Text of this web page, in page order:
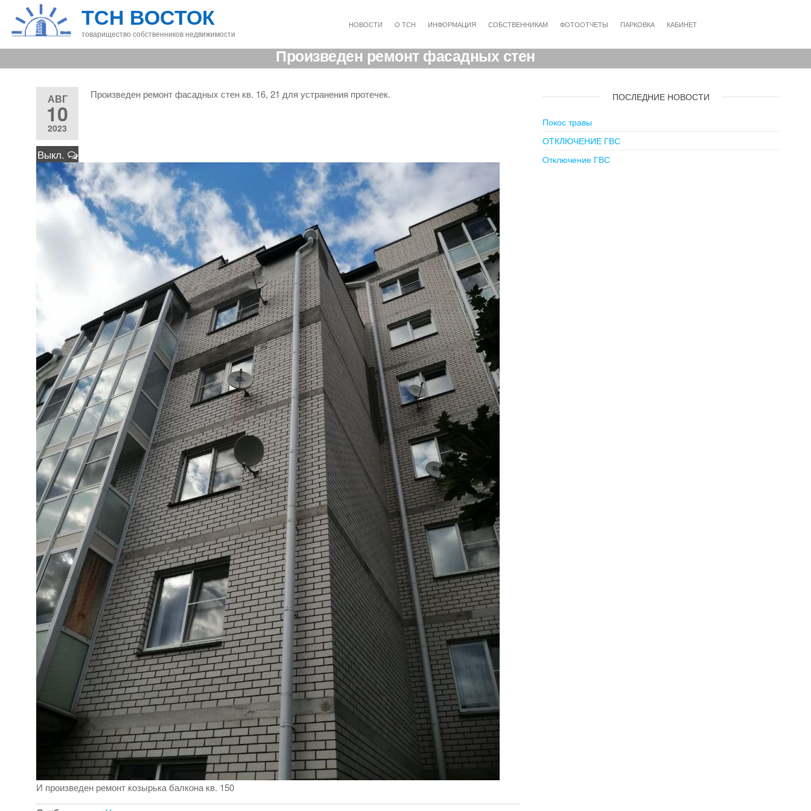
Перейти
содержимому
ТСН ВОСТОК
товарищество собственников недвижимости
НОВОСТИ О ТСН ИНФОРМАЦИЯ СОБСТВЕННИКАМ ФОТООТЧЕТЫ ПАРКОВКА КАБИНЕТ
Произведен ремонт фасадных стен
АВГ
10
2023
Выкл.
Произведен ремонт фасадных стен кв. 16, 21 для устранения протечек.
И произведен ремонт козырька балкона кв. 150
ПОСЛЕДНИЕ НОВОСТИ
Покос травы
ОТКЛЮЧЕНИЕ ГВС
Отключение ГВС